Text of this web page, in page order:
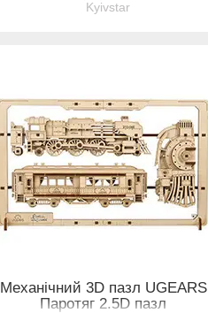
Kyivstar
Механічний 3D пазл UGEARS
Паротяг 2.5D пазл